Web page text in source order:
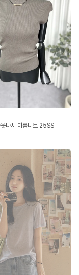
나시 여름니트 25SS